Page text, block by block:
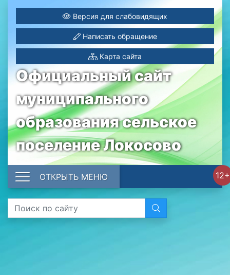
Официальный сайт
муниципального
образования сельское
поселение Локосово
Версия для слабовидящих
Написать обращение
Карта сайта
12+
ОТКРЫТЬ МЕНЮ